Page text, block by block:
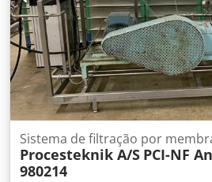
tipo fundo blocado. Inclui SDX,
formadores. Capacidade: 50–80
dependendo do formato da
filme, produto a ser embalado,
sincronização. Prazo de entrega:
interesse, a máquina será
conforme seu produto e exigências
Sistema de filtração por
Procesteknik A/S PCI-NF
980214